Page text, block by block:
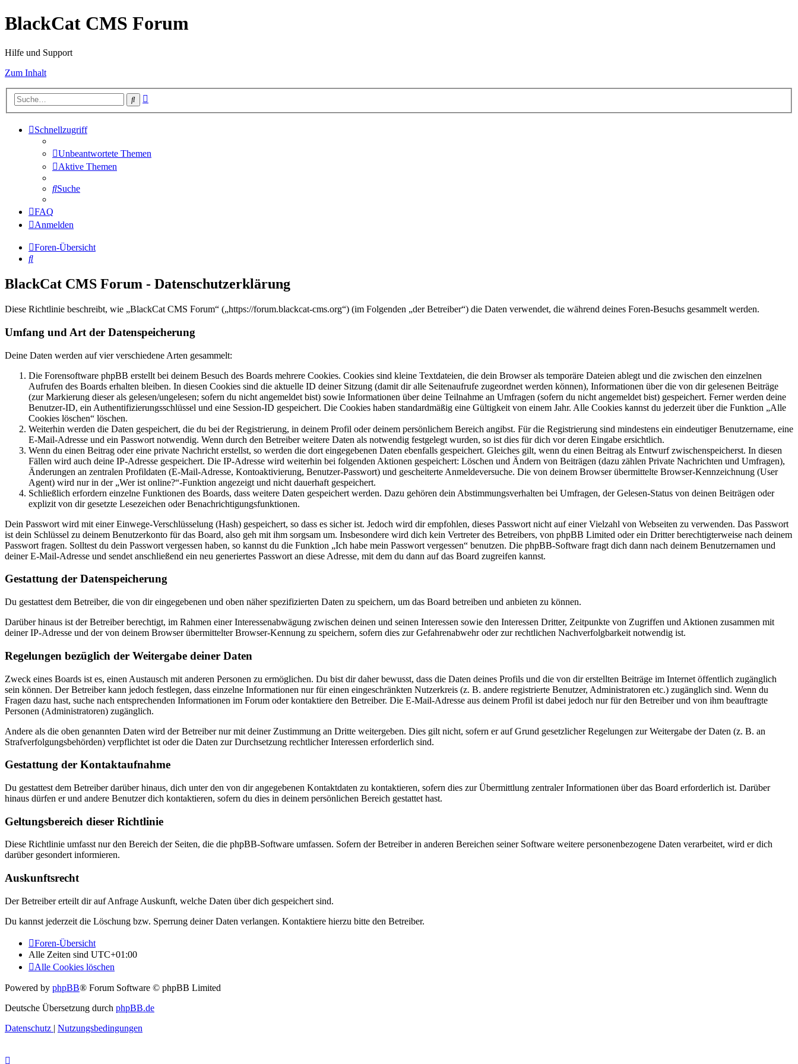
BlackCat CMS Forum
Hilfe und Support
Zum Inhalt
Suche
Schnellzugriff
Unbeantwortete Themen
Aktive Themen
Suche
FAQ
Anmelden
Foren-Übersicht
Suche
BlackCat CMS Forum - Datenschutzerklärung
Diese Richtlinie beschreibt, wie „BlackCat CMS Forum“ („https://forum.blackcat-cms.org“) (im Folgenden „der Betreiber“) die Daten verwendet, die während deines Foren-Besuchs gesammelt werden.
Umfang und Art der Datenspeicherung
Deine Daten werden auf vier verschiedene Arten gesammelt:
Die Forensoftware phpBB erstellt bei deinem Besuch des Boards mehrere Cookies. Cookies sind kleine Textdateien, die dein Browser als temporäre Dateien ablegt und die zwischen den einzelnen
Aufrufen des Boards erhalten bleiben. In diesen Cookies sind die aktuelle ID deiner Sitzung (damit dir alle Seitenaufrufe zugeordnet werden können), Informationen über die von dir gelesenen Beiträge
(zur Markierung dieser als gelesen/ungelesen; sofern du nicht angemeldet bist) sowie Informationen über deine Teilnahme an Umfragen (sofern du nicht angemeldet bist) gespeichert. Ferner werden deine
Benutzer-ID, ein Authentifizierungsschlüssel und eine Session-ID gespeichert. Die Cookies haben standardmäßig eine Gültigkeit von einem Jahr. Alle Cookies kannst du jederzeit über die Funktion „Alle
Cookies löschen“ löschen.
Weiterhin werden die Daten gespeichert, die du bei der Registrierung, in deinem Profil oder deinem persönlichem Bereich angibst. Für die Registrierung sind mindestens ein eindeutiger Benutzername, eine
E-Mail-Adresse und ein Passwort notwendig. Wenn durch den Betreiber weitere Daten als notwendig festgelegt wurden, so ist dies für dich vor deren Eingabe ersichtlich.
Wenn du einen Beitrag oder eine private Nachricht erstellst, so werden die dort eingegebenen Daten ebenfalls gespeichert. Gleiches gilt, wenn du einen Beitrag als Entwurf zwischenspeicherst. In diesen
Fällen wird auch deine IP-Adresse gespeichert. Die IP-Adresse wird weiterhin bei folgenden Aktionen gespeichert: Löschen und Ändern von Beiträgen (dazu zählen Private Nachrichten und Umfragen),
Änderungen an zentralen Profildaten (E-Mail-Adresse, Kontoaktivierung, Benutzer-Passwort) und gescheiterte Anmeldeversuche. Die von deinem Browser übermittelte Browser-Kennzeichnung (User
Agent) wird nur in der „Wer ist online?“-Funktion angezeigt und nicht dauerhaft gespeichert.
Schließlich erfordern einzelne Funktionen des Boards, dass weitere Daten gespeichert werden. Dazu gehören dein Abstimmungsverhalten bei Umfragen, der Gelesen-Status von deinen Beiträgen oder
explizit von dir gesetzte Lesezeichen oder Benachrichtigungsfunktionen.
Dein Passwort wird mit einer Einwege-Verschlüsselung (Hash) gespeichert, so dass es sicher ist. Jedoch wird dir empfohlen, dieses Passwort nicht auf einer Vielzahl von Webseiten zu verwenden. Das Passwort
ist dein Schlüssel zu deinem Benutzerkonto für das Board, also geh mit ihm sorgsam um. Insbesondere wird dich kein Vertreter des Betreibers, von phpBB Limited oder ein Dritter berechtigterweise nach deinem
Passwort fragen. Solltest du dein Passwort vergessen haben, so kannst du die Funktion „Ich habe mein Passwort vergessen“ benutzen. Die phpBB-Software fragt dich dann nach deinem Benutzernamen und
deiner E-Mail-Adresse und sendet anschließend ein neu generiertes Passwort an diese Adresse, mit dem du dann auf das Board zugreifen kannst.
Gestattung der Datenspeicherung
Du gestattest dem Betreiber, die von dir eingegebenen und oben näher spezifizierten Daten zu speichern, um das Board betreiben und anbieten zu können.
Darüber hinaus ist der Betreiber berechtigt, im Rahmen einer Interessenabwägung zwischen deinen und seinen Interessen sowie den Interessen Dritter, Zeitpunkte von Zugriffen und Aktionen zusammen mit
deiner IP-Adresse und der von deinem Browser übermittelter Browser-Kennung zu speichern, sofern dies zur Gefahrenabwehr oder zur rechtlichen Nachverfolgbarkeit notwendig ist.
Regelungen bezüglich der Weitergabe deiner Daten
Zweck eines Boards ist es, einen Austausch mit anderen Personen zu ermöglichen. Du bist dir daher bewusst, dass die Daten deines Profils und die von dir erstellten Beiträge im Internet öffentlich zugänglich
sein können. Der Betreiber kann jedoch festlegen, dass einzelne Informationen nur für einen eingeschränkten Nutzerkreis (z. B. andere registrierte Benutzer, Administratoren etc.) zugänglich sind. Wenn du
Fragen dazu hast, suche nach entsprechenden Informationen im Forum oder kontaktiere den Betreiber. Die E-Mail-Adresse aus deinem Profil ist dabei jedoch nur für den Betreiber und von ihm beauftragte
Personen (Administratoren) zugänglich.
Andere als die oben genannten Daten wird der Betreiber nur mit deiner Zustimmung an Dritte weitergeben. Dies gilt nicht, sofern er auf Grund gesetzlicher Regelungen zur Weitergabe der Daten (z. B. an
Strafverfolgungsbehörden) verpflichtet ist oder die Daten zur Durchsetzung rechtlicher Interessen erforderlich sind.
Gestattung der Kontaktaufnahme
Du gestattest dem Betreiber darüber hinaus, dich unter den von dir angegebenen Kontaktdaten zu kontaktieren, sofern dies zur Übermittlung zentraler Informationen über das Board erforderlich ist. Darüber
hinaus dürfen er und andere Benutzer dich kontaktieren, sofern du dies in deinem persönlichen Bereich gestattet hast.
Geltungsbereich dieser Richtlinie
Diese Richtlinie umfasst nur den Bereich der Seiten, die die phpBB-Software umfassen. Sofern der Betreiber in anderen Bereichen seiner Software weitere personenbezogene Daten verarbeitet, wird er dich
darüber gesondert informieren.
Auskunftsrecht
Der Betreiber erteilt dir auf Anfrage Auskunft, welche Daten über dich gespeichert sind.
Du kannst jederzeit die Löschung bzw. Sperrung deiner Daten verlangen. Kontaktiere hierzu bitte den Betreiber.
Foren-Übersicht
Alle Zeiten sind UTC+01:00
Alle Cookies löschen
Powered by phpBB® Forum Software © phpBB Limited
Deutsche Übersetzung durch phpBB.de
Datenschutz | Nutzungsbedingungen